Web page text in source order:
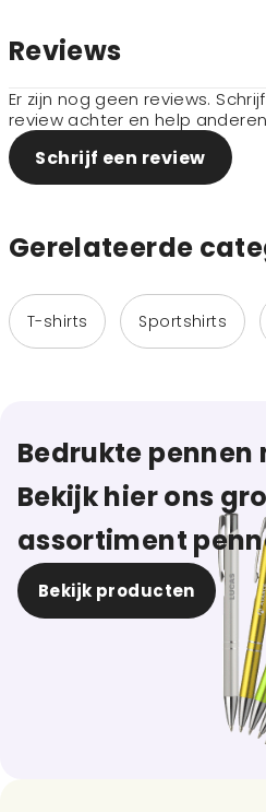
Reviews
Er zijn nog geen reviews.
review achter en help
Schrijf een review
Gerelateerde
T-shirts Sportshirts
Bedrukte pennen
Bekijk hier ons
assortiment
Bekijk producten